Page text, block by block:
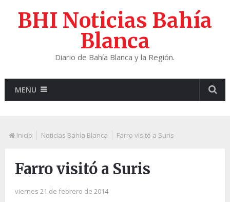
BHI Noticias Bahía
Blanca
Diario de Bahía Blanca y la Región.
MENU
Inicio Noticias Bahía Blanca Farro visitó a Suris
Farro visitó a Suris
viernes 21 de febrero de 2014